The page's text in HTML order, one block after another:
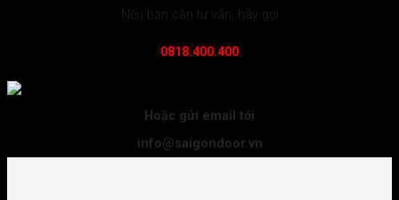
Nếu bạn cần tư vấn, hãy gọi
0818.400.400
Hoặc gửi email tới
info@saigondoor.vn